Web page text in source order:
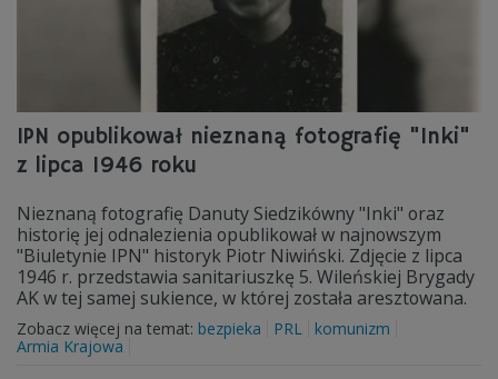
IPN opublikował nieznaną fotografię "Inki"
z lipca 1946 roku
Nieznaną fotografię Danuty Siedzikówny "Inki" oraz
historię jej odnalezienia opublikował w najnowszym
"Biuletynie IPN" historyk Piotr Niwiński. Zdjęcie z lipca
1946 r. przedstawia sanitariuszkę 5. Wileńskiej Brygady
AK w tej samej sukience, w której została aresztowana.
Zobacz więcej na temat: bezpieka PRL
komunizm
Armia Krajowa